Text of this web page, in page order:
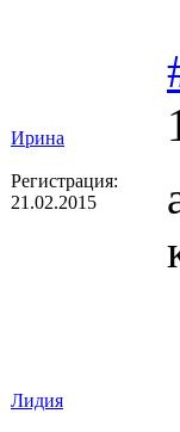
Ирина
Регистрация:
21.02.2015
Лидия